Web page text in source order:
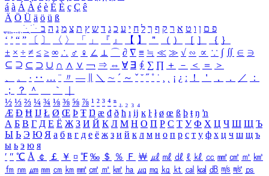
á à Á À é è É È ç Ç ê
Ä Ö Ü ä ö ü ß
ִֶֹ ֻּ ׁׂ פ ם ן ו ט א ר ק ף ך ל ח י ע כ ג ד ש ץ ת צ מ נ ה ב
‘ ’ “ ” 〔 〕 〈 〉 「 」 『 』 【 】 ＂ （ ） ［ ］ ｛ ｝
± × ÷ ≠ ≤ ≥ ∞ ∴ ♂ ♀ ∠ ⊥ ⌒ ∂ ∇ ≡ ≒ ≪ ≫ √ ∽ ∝ ∵ ∫ ∬ ∈ ∋
⊆ ⊇ ⊂ ⊃ ∪ ∩ ∧ ∨ ￢ ⇒ ⇔ ∀ ∃ ∮ ∑ ∏ ＋ － ＜ ＝
＞
、
。 · ‥ … ¨ 〃 ― ＼ ∼ ´ ～ ˇ ˘ ˝ ˚ ˙ ¸ ¡ ¿ ː ！ ＇ ， ． ／
：
；
？ ＾ ｀
½ ⅓ ⅔ ¼ ¾ ⅛ ⅜ ⅝ ⅞ ¹ ² ³ ⁴ ⁿ ₁ ₂ ₃ ₄
Æ Ð Ħ Ĳ Ł Ø Œ Þ Ŧ Ŋ æ đ ð ħ ı ĳ ĸ ŀ ł ø œ ß þ ŧ ŋ ŉ
А Б В Г Д Е Ё Ж З И Й К Л М Н О П Р С Т У Ф Х Ц Ч Ш Щ Ъ
Ы Ь Э Ю Я а б в г д е ё ж з и й к л м н о п р с т у ф х ц ч ш щ ъ
ы ь э ю я
′ ″ ℃ Å ￠ ￡ ￥ ¤ ℉ ‰ ＄ ％ Ｆ ￦ ㎕ ㎖ ㎗ ℓ ㎘ ㏄ ㎣ ㎤ ㎥ ㎦
㎙ ㎚ ㎛ ㎜ ㎝ ㎞ ㎟ ㎠ ㎡ ㎢ ㏊ ㎍ ㎎ ㎏ ㏏ ㎈ ㎉ ㏈ ㎧ ㎨ ㎰